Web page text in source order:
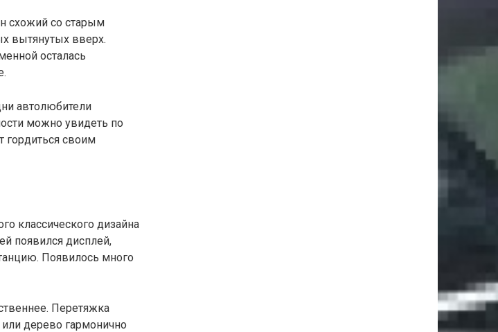
схожий со старым
вытянутых вверх.
осталась
автолюбители
можно увидеть по
гордиться своим
классического дизайна
появился дисплей,
Появилось много
Перетяжка
дерево гармонично